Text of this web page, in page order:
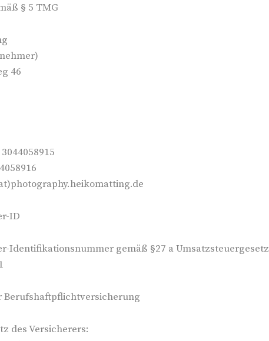
§ 5 TMG
46
ID
Identifikationsnummer gemäß §27 a
Berufshaftpflichtversicherung
des Versicherers: